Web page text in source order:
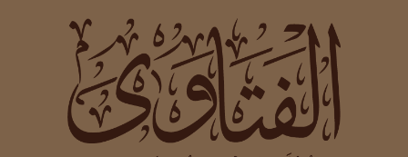
العالم طريقة البحث